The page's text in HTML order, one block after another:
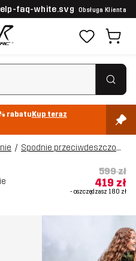
Obsługa Klienta
rabatuKup teraz
Spodnie przeciwdeszczowe & shellowe
599 zł
419 zł
- oszczędzasz 180 zł